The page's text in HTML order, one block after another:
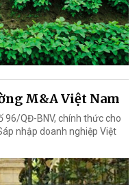
M&A Việt Nam
96/QĐ-BNV, chính thức cho
nhập doanh nghiệp Việt